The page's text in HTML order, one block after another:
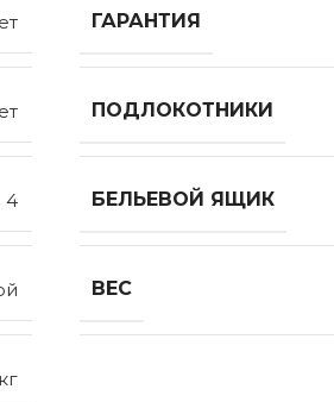
ГАРАНТИЯ
ПОДЛОКОТНИКИ
4 БЕЛЬЕВОЙ ЯЩИК
ВЕС